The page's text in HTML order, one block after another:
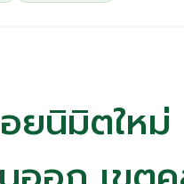
ยนิมิตให